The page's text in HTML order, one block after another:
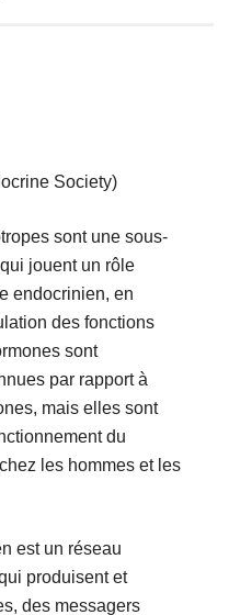
Society)
sont une sous-
jouent un rôle
endocrinien, en
des fonctions
sont
par rapport à
mais elles sont
du
les hommes et les
est un réseau
produisent et
des messagers